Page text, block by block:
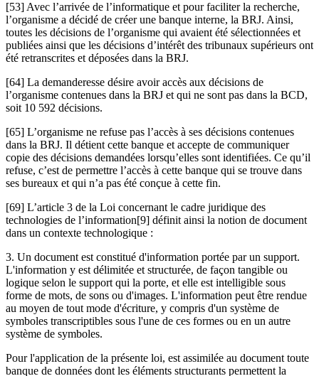
[53] Avec l’arrivée de l’informatique et pour faciliter la recherche,
l’organisme a décidé de créer une banque interne, la BRJ. Ainsi,
toutes les décisions de l’organisme qui avaient été sélectionnées et
publiées ainsi que les décisions d’intérêt des tribunaux supérieurs ont
été retranscrites et déposées dans la BRJ.
[64] La demanderesse désire avoir accès aux décisions de
l’organisme contenues dans la BRJ et qui ne sont pas dans la BCD,
soit 10 592 décisions.
[65] L’organisme ne refuse pas l’accès à ses décisions contenues
dans la BRJ. Il détient cette banque et accepte de communiquer
copie des décisions demandées lorsqu’elles sont identifiées. Ce qu’il
refuse, c’est de permettre l’accès à cette banque qui se trouve dans
ses bureaux et qui n’a pas été conçue à cette fin.
[69] L’article 3 de la Loi concernant le cadre juridique des
technologies de l’information[9] définit ainsi la notion de document
dans un contexte technologique :
3. Un document est constitué d'information portée par un support.
L'information y est délimitée et structurée, de façon tangible ou
logique selon le support qui la porte, et elle est intelligible sous
forme de mots, de sons ou d'images. L'information peut être rendue
au moyen de tout mode d'écriture, y compris d'un système de
symboles transcriptibles sous l'une de ces formes ou en un autre
système de symboles.
Pour l'application de la présente loi, est assimilée au document toute
banque de données dont les éléments structurants permettent la